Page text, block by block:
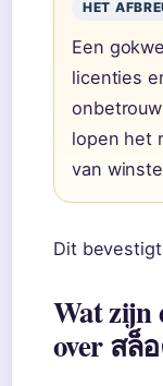
HET
Een
licenties
lopen het
van
Dit
Wat zijn
over สล็